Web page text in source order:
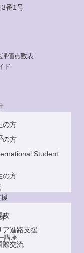
価点数表
ド
講座
番1号
の方
の方
Student
の方
攻
ア進路支援
際交流